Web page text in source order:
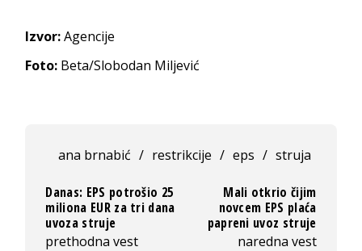
Izvor:Agencije
Foto: Beta/Slobodan Miljević
ana brnabić / restrikcije / eps / struja
Danas: EPS potrošio 25
miliona EUR za tri dana
uvoza struje
prethodna vest
Mali otkrio čijim
novcem EPS plaća
papreni uvoz struje
naredna vest